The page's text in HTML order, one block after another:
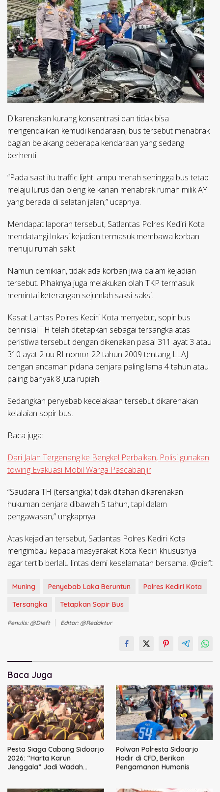
Dikarenakan kurang konsentrasi dan tidak bisa
mengendalikan kemudi kendaraan, bus tersebut menabrak
bagian belakang beberapa kendaraan yang sedang
berhenti.
“Pada saat itu traffic light lampu merah sehingga bus tetap
melaju lurus dan oleng ke kanan menabrak rumah milik AY
yang berada di selatan jalan,” ucapnya.
Mendapat laporan tersebut, Satlantas Polres Kediri Kota
mendatangi lokasi kejadian termasuk membawa korban
menuju rumah sakit.
Namun demikian, tidak ada korban jiwa dalam kejadian
tersebut. Pihaknya juga melakukan olah TKP termasuk
memintai keterangan sejumlah saksi-saksi.
Kasat Lantas Polres Kediri Kota menyebut, sopir bus
berinisial TH telah ditetapkan sebagai tersangka atas
peristiwa tersebut dengan dikenakan pasal 311 ayat 3 atau
310 ayat 2 uu RI nomor 22 tahun 2009 tentang LLAJ
dengan ancaman pidana penjara paling lama 4 tahun atau
paling banyak 8 juta rupiah.
Sedangkan penyebab kecelakaan tersebut dikarenakan
kelalaian sopir bus.
Baca juga:
Dari Jalan Tergenang ke Bengkel Perbaikan, Polisi gunakan
towing Evakuasi Mobil Warga Pascabanjir
“Saudara TH (tersangka) tidak ditahan dikarenakan
hukuman penjara dibawah 5 tahun, tapi dalam
pengawasan,” ungkapnya.
Atas kejadian tersebut, Satlantas Polres Kediri Kota
mengimbau kepada masyarakat Kota Kediri khususnya
agar tertib berlalu lintas demi keselamatan bersama. @dieft
Muning Penyebab Laka Beruntun
Polres Kediri Kota
Tersangka
Tetapkan Sopir Bus
Penulis: @dieft Editor: @redaktur
Baca Juga
Pesta Siaga Cabang Sidoarjo
2026: “Harta Karun
Jenggala” Jadi Wadah
Polwan Polresta Sidoarjo
Hadir di CFD, Berikan
Pengamanan Humanis